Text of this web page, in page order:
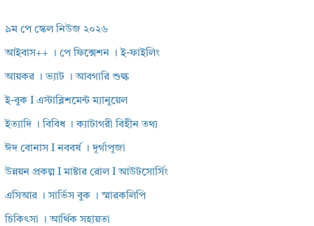
৯ম পে স্কেল নিউজ ২০২৬
আইবাস++ । পে ফিক্সেশন । ই-ফাইলিং
আয়কর । ভ্যাট । আবগারি শুল্ক
ই-বুক I এস্টাব্লিশমেন্ট ম্যানুয়েল
ইত্যাদি । বিবিধ । ক্যাটাগরী বিহীন তথ্য
ঈদ বোনাস I নববর্ষ । দূর্গাপূজা
উন্নয়ন প্রকল্প I মাষ্টার রোল I আউটসোর্সিং
এসিআর । সার্ভিস বুক । স্মারকলিপি
চিকিৎসা । আর্থিক সহায়তা